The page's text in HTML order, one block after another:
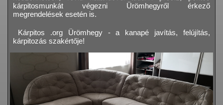
kárpitosmunkát végezni Ürömhegyről érkező
megrendelések esetén is.
Kárpitos .org Ürömhegy - a kanapé javítás, felújítás,
kárpitozás szakértője!